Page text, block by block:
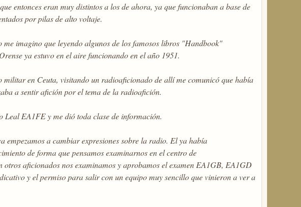
entonces eran muy distintos a los de ahora, ya que funcionaban a base de
por pilas de alto voltaje.
imagino que leyendo algunos de los famosos libros "Handbook"
ya estuvo en el aire funcionando en el año 1951.
militar en Ceuta, visitando un radioaficionado de allí me comunicó que había
a sentir afición por el tema de la radioafición.
Leal EA1FE y me dió toda clase de información.
a cambiar expresiones sobre la radio. El ya había
de forma que pensamos examinarnos en el centro de
aficionados nos examinamos y aprobamos el examen EA1GB, EA1GD
y el permiso para salir con un equipo muy sencillo que vinieron a ver a